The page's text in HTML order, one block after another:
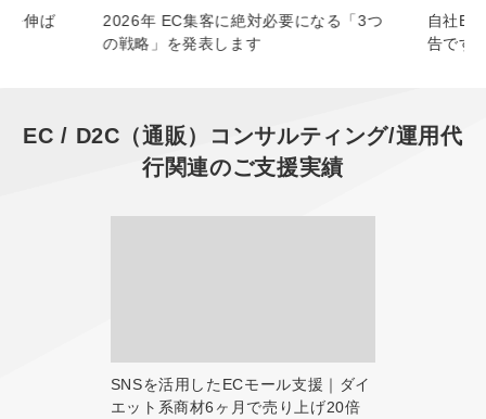
を伸ば
2026年 EC集客に絶対必要になる「3つ
の戦略」を発表します
自社
告です
EC / D2C（通販）コンサルティング/運用代
行関連のご支援実績
SNSを活用したECモール支援｜ダイ
エット系商材6ヶ月で売り上げ20倍